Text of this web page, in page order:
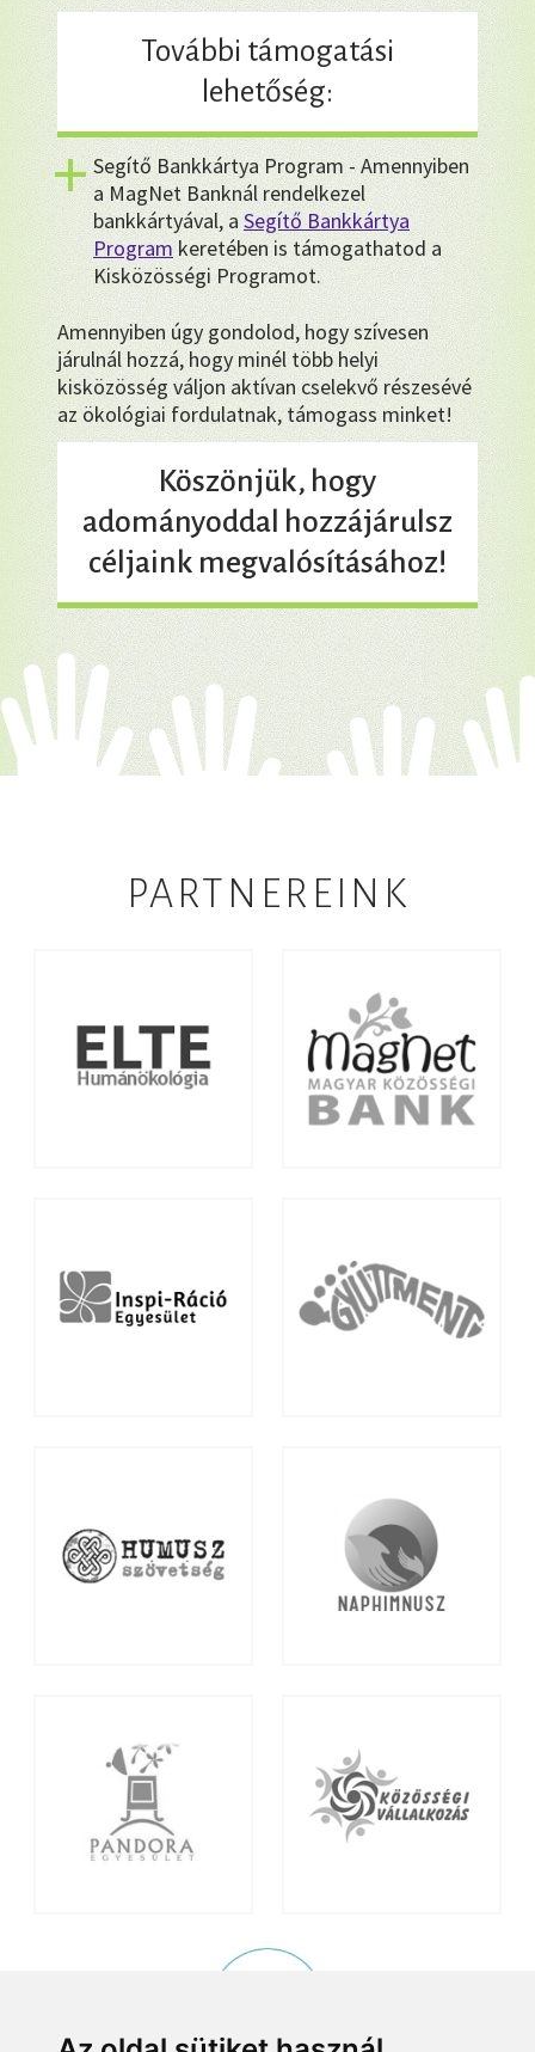
További támogatási
lehetőség:
Segítő Bankkártya Program - Amennyiben
a MagNet Banknál rendelkezel
bankkártyával, aSegítő Bankkártya
Programkeretében is támogathatod a
Kisközösségi Programot.
Amennyiben úgy gondolod, hogy szívesen
járulnál hozzá, hogy minél több helyi
kisközösség váljon aktívan cselekvő részesévé
az ökológiai fordulatnak, támogass minket!
Köszönjük, hogy
adományoddal hozzájárulsz
céljaink megvalósításához!
PARTNEREINK